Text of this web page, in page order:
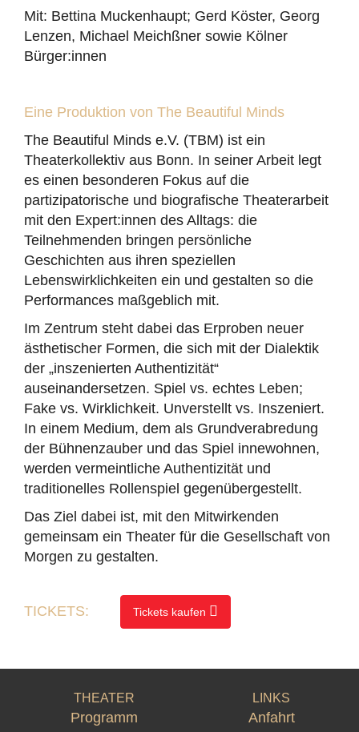
Mit: Bettina Muckenhaupt; Gerd Köster, Georg
Lenzen, Michael Meichßner sowie Kölner
Bürger:innen
Eine Produktion von The Beautiful Minds
The Beautiful Minds e.V. (TBM) ist ein
Theaterkollektiv aus Bonn. In seiner Arbeit legt
es einen besonderen Fokus auf die
partizipatorische und biografische Theaterarbeit
mit den Expert:innen des Alltags: die
Teilnehmenden bringen persönliche
Geschichten aus ihren speziellen
Lebenswirklichkeiten ein und gestalten so die
Performances maßgeblich mit.
Im Zentrum steht dabei das Erproben neuer
ästhetischer Formen, die sich mit der Dialektik
der „inszenierten Authentizität“
auseinandersetzen. Spiel vs. echtes Leben;
Fake vs. Wirklichkeit. Unverstellt vs. Inszeniert.
In einem Medium, dem als Grundverabredung
der Bühnenzauber und das Spiel innewohnen,
werden vermeintliche Authentizität und
traditionelles Rollenspiel gegenübergestellt.
Das Ziel dabei ist, mit den Mitwirkenden
gemeinsam ein Theater für die Gesellschaft von
Morgen zu gestalten.
TICKETS: Tickets kaufen
THEATER
Programm
LINKS
Anfahrt